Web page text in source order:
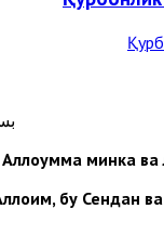
Аллоҳумма минка
бу Сендан